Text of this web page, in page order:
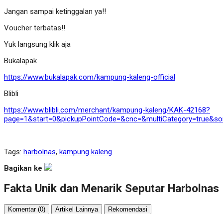
Jangan sampai ketinggalan ya!!
Voucher terbatas!!
Yuk langsung klik aja
Bukalapak
https://www.bukalapak.com/kampung-kaleng-official
Blibli
https://www.blibli.com/merchant/kampung-kaleng/KAK-42168?
Tags: harbolnas, kampung kaleng
Bagikan ke
Fakta Unik dan Menarik Seputar Harbolnas
Komentar (0) Artikel Lainnya Rekomendasi